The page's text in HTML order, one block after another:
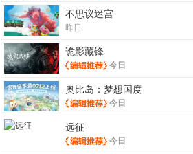
不思议迷宫
昨日
诡影藏锋
今日
奥比岛：梦想国度
今日
远征
今日